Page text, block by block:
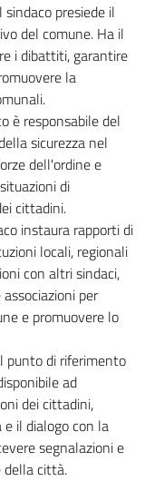
sindaco presiede il
del comune. Ha il
i dibattiti, garantire
la
è responsabile del
sicurezza nel
dell'ordine e
di
cittadini.
instaura rapporti di
locali, regionali
con altri sindaci,
per
e promuovere lo
punto di riferimento
ad
dei cittadini,
il dialogo con la
segnalazioni e
della città.